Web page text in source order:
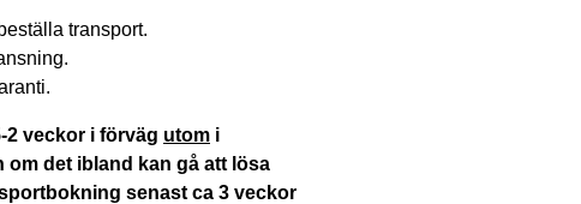
transport.
2 veckor i förväg utom i
det ibland kan gå att lösa
senast ca 3 veckor